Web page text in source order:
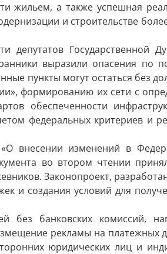
жильем, а также успешная
и строительстве
депутатов
выразили опасения по
пункты могут остаться без
формированию их сети с
обеспеченности
федеральных критериев и
внесении изменений в
во втором чтении
Законопроект,
и создания условий для
банковских комиссий,
рекламы на
юридических лиц и